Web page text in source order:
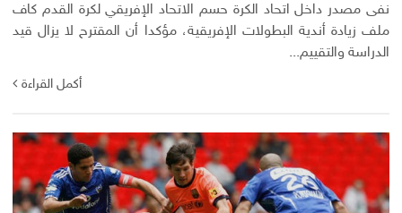
نفى مصدر داخل اتحاد الكرة حسم الاتحاد الإفريقي لكرة القدم كاف
ملف زيادة أندية البطولات الإفريقية، مؤكدا أن المقترح لا يزال قيد
الدراسة والتقييم...
أكمل القراءة